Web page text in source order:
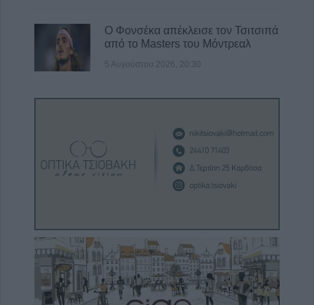
Ο Φονσέκα απέκλεισε τον Τσιτσιπά
από το Masters του Μόντρεαλ
5 Αυγούστου 2026, 20:30